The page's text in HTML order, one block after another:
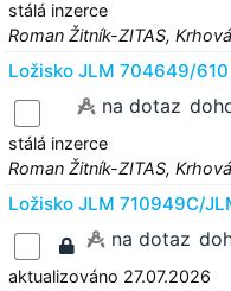
stálá inzerce
Roman Žitník-ZITAS,
Ložisko JLM 704649/610
na dotaz
stálá inzerce
Roman Žitník-ZITAS,
Ložisko JLM 710949C/
na dotaz
aktualizováno 27.07.2026